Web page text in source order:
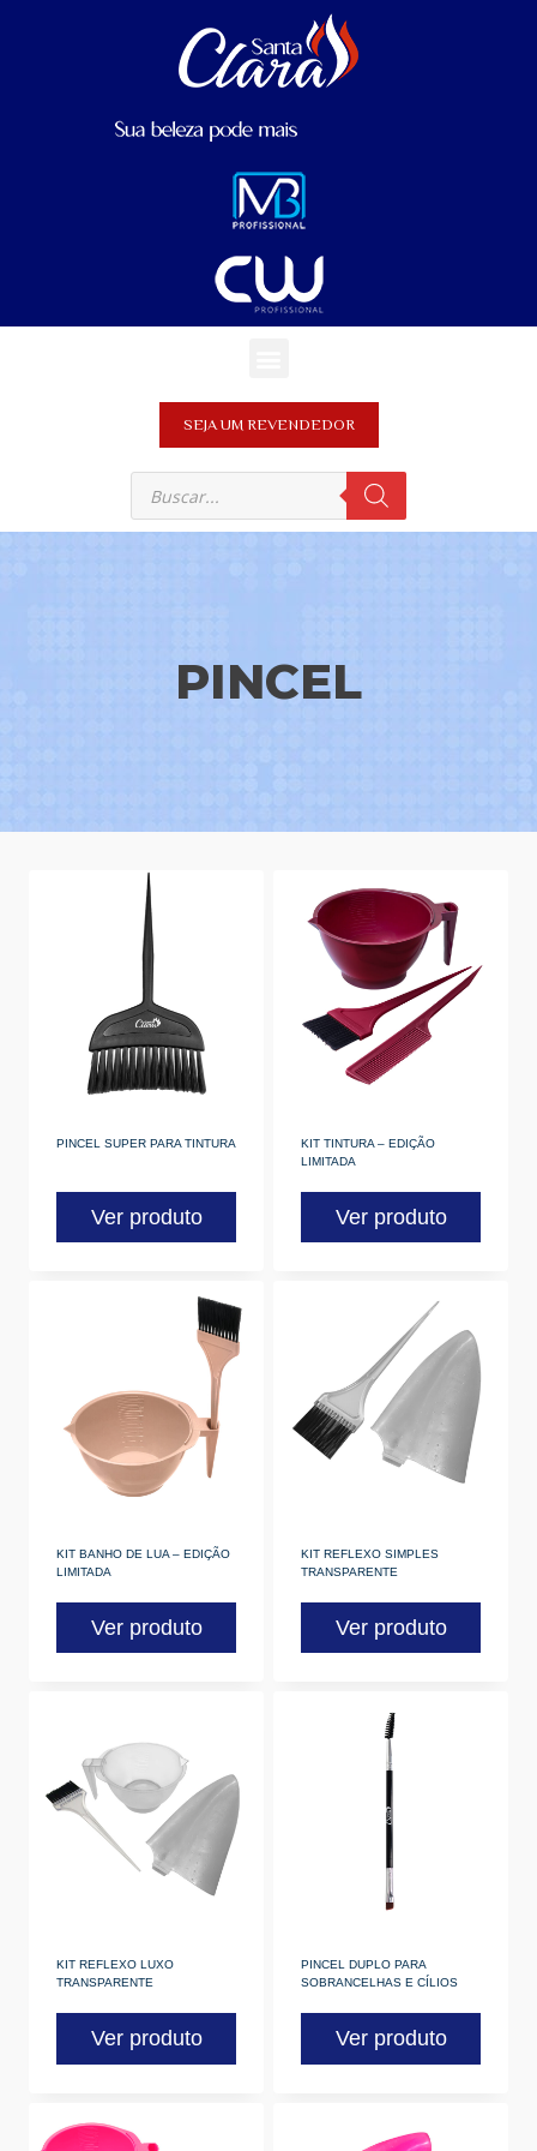
SEJA UM REVENDEDOR
PINCEL
PINCEL SUPER PARA TINTURA
Ver produto
KIT TINTURA – EDIÇÃO
LIMITADA
Ver produto
KIT BANHO DE LUA – EDIÇÃO
LIMITADA
Ver produto
KIT REFLEXO SIMPLES
TRANSPARENTE
Ver produto
KIT REFLEXO LUXO
TRANSPARENTE
Ver produto
PINCEL DUPLO PARA
SOBRANCELHAS E CÍLIOS
Ver produto